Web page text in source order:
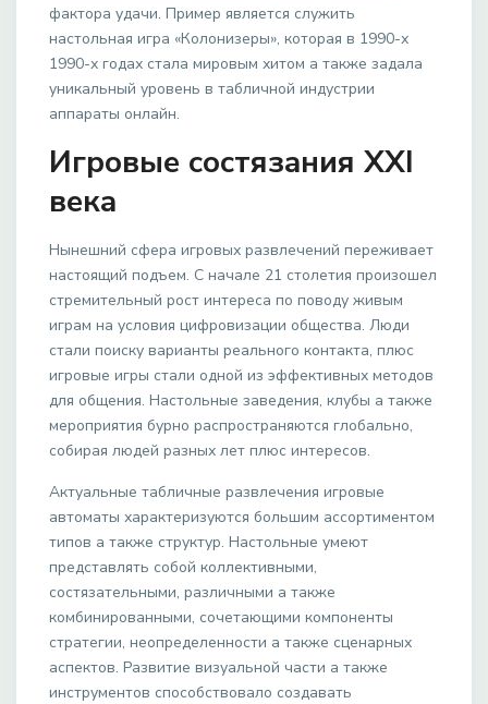
фактора удачи. Пример является служить
настольная игра «Колонизеры», которая в 1990-х
1990-х годах стала мировым хитом а также задала
уникальный уровень в табличной индустрии
аппараты онлайн.
Игровые состязания XXI
века
Нынешний сфера игровых развлечений переживает
настоящий подъем. С начале 21 столетия произошел
стремительный рост интереса по поводу живым
играм на условия цифровизации общества. Люди
стали поиску варианты реального контакта, плюс
игровые игры стали одной из эффективных методов
для общения. Настольные заведения, клубы а также
мероприятия бурно распространяются глобально,
собирая людей разных лет плюс интересов.
Актуальные табличные развлечения игровые
автоматы характеризуются большим ассортиментом
типов а также структур. Настольные умеют
представлять собой коллективными,
состязательными, различными а также
комбинированными, сочетающими компоненты
стратегии, неопределенности а также сценарных
аспектов. Развитие визуальной части а также
инструментов способствовало создавать